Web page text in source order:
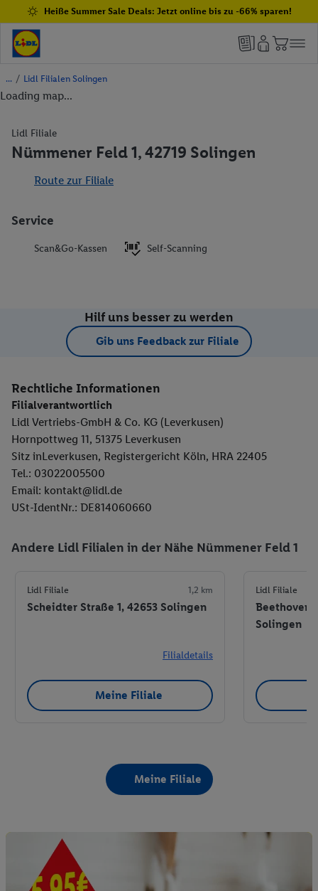
Heiße Summer Sale Deals: Jetzt online bis zu -66% sparen!
/ Lidl Filialen Solingen
Loading map...
Lidl Filiale
Nümmener Feld 1, 42719 Solingen
Route zur Filiale
Service
Scan&Go-Kassen Self-Scanning
Hilf uns besser zu werden
Gib uns Feedback zur Filiale
Rechtliche Informationen
Filialverantwortlich
Lidl Vertriebs-GmbH & Co. KG (Leverkusen)
Hornpottweg 11, 51375 Leverkusen
Sitz inLeverkusen, Registergericht Köln, HRA 22405
Tel.: 03022005500
Email: kontakt@lidl.de
USt-IdentNr.: DE814060660
Andere Lidl Filialen in der Nähe Nümmener Feld 1
Lidl Filiale 1,2 km
Scheidter Straße 1, 42653 Solingen
Filialdetails
Meine Filiale
Lidl Filiale
Solingen
Meine Filiale